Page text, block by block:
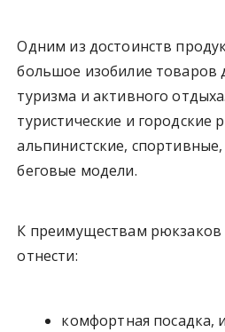
Одним из достоинств
большое изобилие товаров
туризма и активного
туристические и городские
альпинистские, спортивные,
беговые модели.
К преимуществам
отнести:
комфортная посадка,